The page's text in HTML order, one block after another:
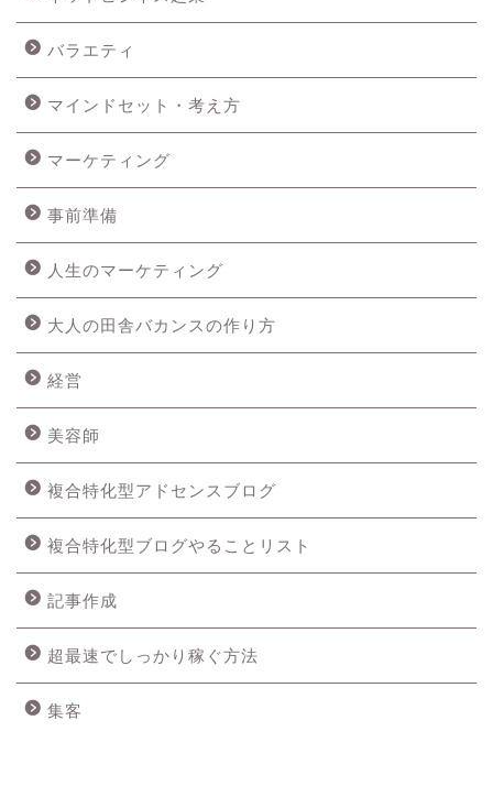
バラエティ
マインドセット・考え方
マーケティング
事前準備
人生のマーケティング
大人の田舎バカンスの作り方
経営
美容師
複合特化型アドセンスブログ
複合特化型ブログやることリスト
記事作成
超最速でしっかり稼ぐ方法
集客